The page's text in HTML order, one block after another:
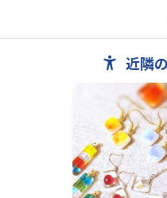
おり、「学ぶ、くつろ
近隣